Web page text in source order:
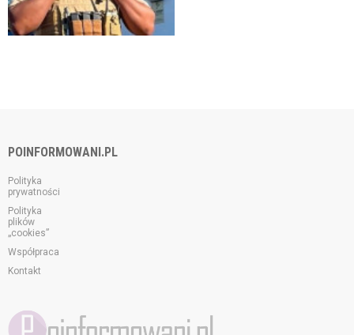
POINFORMOWANI.PL
Polityka
prywatności
Polityka
plików
„cookies”
Współpraca
Kontakt